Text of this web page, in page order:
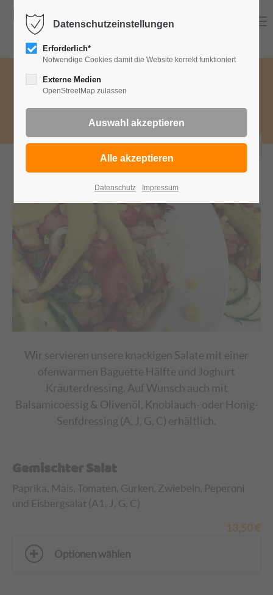
Speisekategorie wählen
Frische Salatebestellen
Wir servieren unsere knackigen Salate mit einer
ofenwarmen Baguette Hälfte und Joghurt
Kräuterdressing. Auf Wunsch auch mit
Balsamicoessig & Olivenöl, Knoblauch- oder Honig-
Senfdressing (A, J, G, C) erhältlich.
Gemischter Salat
Paprika, Mais, Tomaten, Gurken, Zwiebeln, Peperoni
und Eisbergsalat (A1, J, G, C)
13,50 €
Optionen wählen
Datenschutzeinstellungen
Erforderlich*
Notwendige Cookies damit die Website korrekt funktioniert
Externe Medien
OpenStreetMap zulassen
Datenschutz Impressum